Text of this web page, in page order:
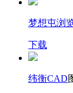
梦想屯浏
下载
纬衡CAD